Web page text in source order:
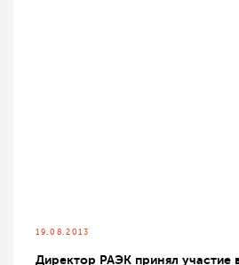
19.08.2013
Директор РАЭК принял участие